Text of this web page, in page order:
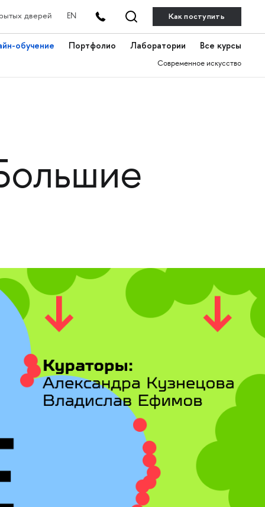
дверей EN Как поступить
обучение Портфолио Лаборатории Все курсы
Современное искусство